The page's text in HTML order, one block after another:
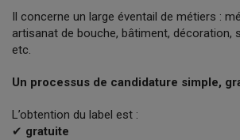
Il concerne un large éventail de métiers :
artisanat de bouche, bâtiment, décoration,
etc.
Un processus de candidature simple,
L’obtention du label est :
✔ gratuite